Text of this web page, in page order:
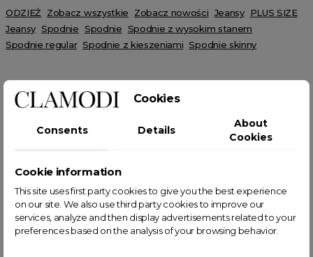
ODZIEŻ Zobacz wszystkie Zobacz nowości Jeansy PLUS SIZE
Jeansy Spodnie Spodnie Spodnie z wysokim stanem
Spodnie regular Spodnie z kieszeniami Spodnie skinny
POWIĄZANE TAGI
YOU MIGHT ALSO LIKE
Cookies
Consents Details
About
Cookies
Cookie information
This site uses first party cookies to give you the best experience
on our site. We also use third party cookies to improve our
services, analyze and then display advertisements related to your
preferences based on the analysis of your browsing behavior.